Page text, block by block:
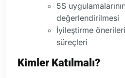
5S
değerlendirilmesi
İyileştirme
süreçleri
Kimler Katılmalı?